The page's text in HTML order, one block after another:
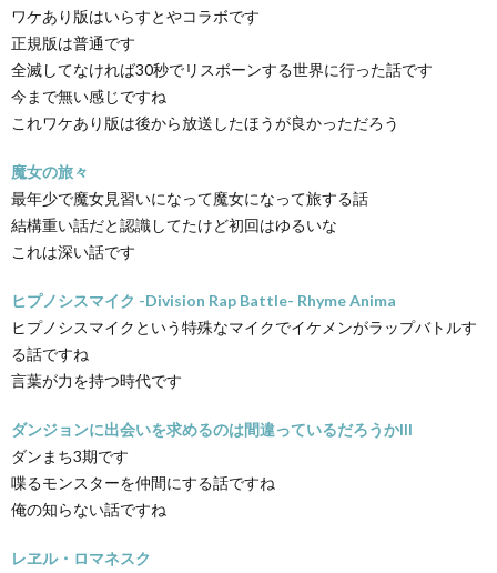
ワケあり版はいらすとやコラボです
正規版は普通です
全滅してなければ30秒でリスボーンする世界に行った話です
今まで無い感じですね
これワケあり版は後から放送したほうが良かっただろう
魔女の旅々
最年少で魔女見習いになって魔女になって旅する話
結構重い話だと認識してたけど初回はゆるいな
これは深い話です
ヒプノシスマイク -Division Rap Battle- Rhyme Anima
ヒプノシスマイクという特殊なマイクでイケメンがラップバトルす
る話ですね
言葉が力を持つ時代です
ダンジョンに出会いを求めるのは間違っているだろうかIII
ダンまち3期です
喋るモンスターを仲間にする話ですね
俺の知らない話ですね
レヱル・ロマネスク